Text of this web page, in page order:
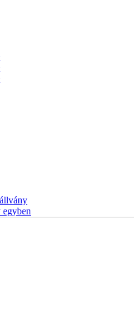
egyben